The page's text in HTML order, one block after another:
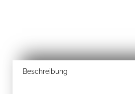
Beschreibung